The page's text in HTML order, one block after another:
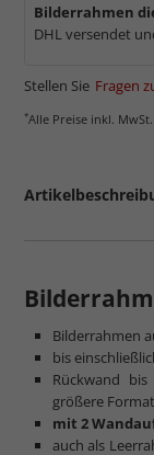
Bilderrahmen
DHL versendet
Stellen Sie Fragen
*Alle Preise inkl.
Bilderrahmen
bis
Rückwand
größere
mit 2
auch als